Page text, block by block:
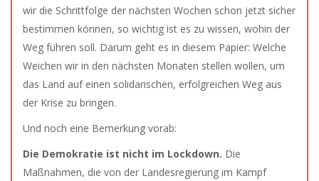
wir die Schrittfolge der nächsten Wochen schon jetzt sicher
bestimmen können, so wichtig ist es zu wissen, wohin der
Weg führen soll. Darum geht es in diesem Papier: Welche
Weichen wir in den nächsten Monaten stellen wollen, um
das Land auf einen solidarischen, erfolgreichen Weg aus
der Krise zu bringen.
Und noch eine Bemerkung vorab:
Die Demokratie ist nicht im Lockdown. Die
Maßnahmen, die von der Landesregierung im Kampf